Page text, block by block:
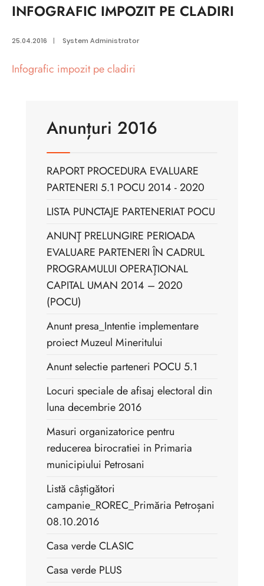
INFOGRAFIC IMPOZIT PE CLADIRI
25.04.2016 | System Administrator
Infografic impozit pe cladiri
Anunțuri 2016
RAPORT PROCEDURA EVALUARE
PARTENERI 5.1 POCU 2014 - 2020
LISTA PUNCTAJE PARTENERIAT POCU
ANUNŢ PRELUNGIRE PERIOADA
EVALUARE PARTENERI ÎN CADRUL
PROGRAMULUI OPERAŢIONAL
CAPITAL UMAN 2014 – 2020
(POCU)
Anunt presa_Intentie implementare
proiect Muzeul Mineritului
Anunt selectie parteneri POCU 5.1
Locuri speciale de afisaj electoral din
luna decembrie 2016
Masuri organizatorice pentru
reducerea birocratiei in Primaria
municipiului Petrosani
Listă câștigători
campanie_ROREC_Primăria Petroșani
08.10.2016
Casa verde CLASIC
Casa verde PLUS